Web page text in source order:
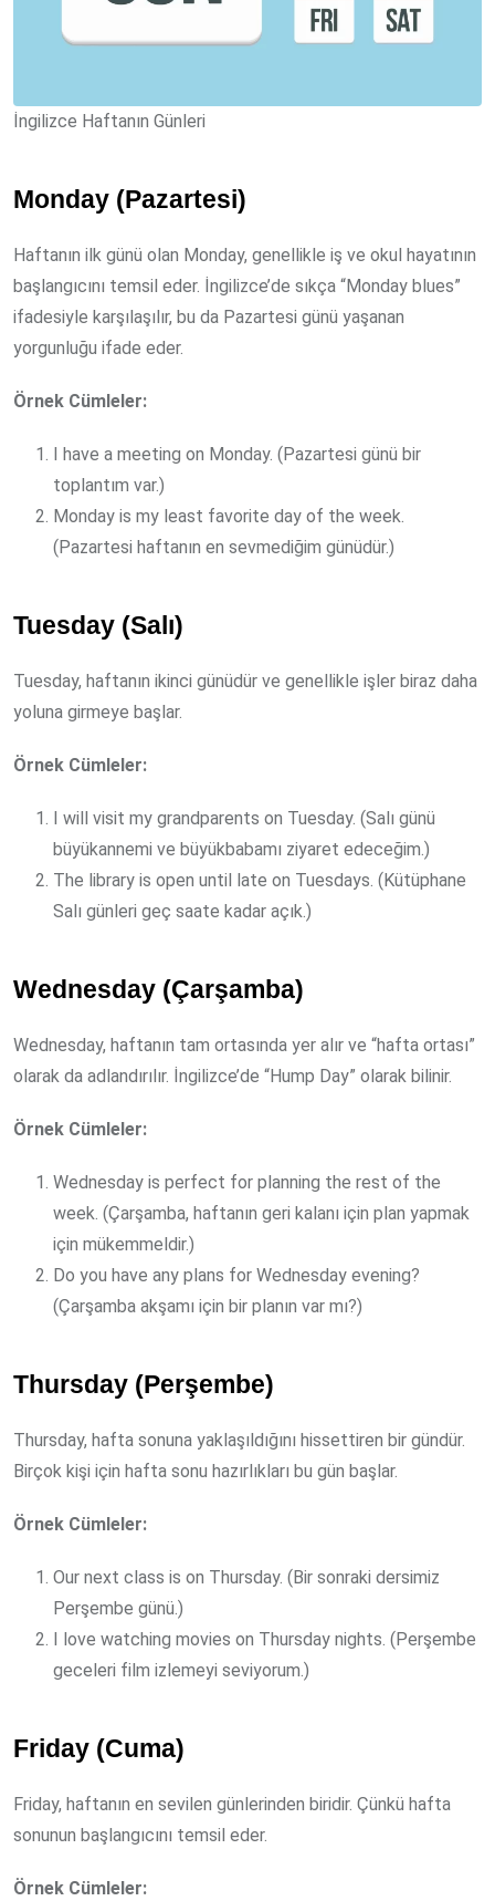
İngilizce Haftanın Günleri
Monday (Pazartesi)
Haftanın ilk günü olan Monday, genellikle iş ve okul hayatının
başlangıcını temsil eder. İngilizce’de sıkça “Monday blues”
ifadesiyle karşılaşılır, bu da Pazartesi günü yaşanan
yorgunluğu ifade eder.
Örnek Cümleler:
I have a meeting on Monday. (Pazartesi günü bir
toplantım var.)
Monday is my least favorite day of the week.
(Pazartesi haftanın en sevmediğim günüdür.)
Tuesday (Salı)
Tuesday, haftanın ikinci günüdür ve genellikle işler biraz daha
yoluna girmeye başlar.
Örnek Cümleler:
I will visit my grandparents on Tuesday. (Salı günü
büyükannemi ve büyükbabamı ziyaret edeceğim.)
The library is open until late on Tuesdays. (Kütüphane
Salı günleri geç saate kadar açık.)
Wednesday (Çarşamba)
Wednesday, haftanın tam ortasında yer alır ve “hafta ortası”
olarak da adlandırılır. İngilizce’de “Hump Day” olarak bilinir.
Örnek Cümleler:
Wednesday is perfect for planning the rest of the
week. (Çarşamba, haftanın geri kalanı için plan yapmak
için mükemmeldir.)
Do you have any plans for Wednesday evening?
(Çarşamba akşamı için bir planın var mı?)
Thursday (Perşembe)
Thursday, hafta sonuna yaklaşıldığını hissettiren bir gündür.
Birçok kişi için hafta sonu hazırlıkları bu gün başlar.
Örnek Cümleler:
Our next class is on Thursday. (Bir sonraki dersimiz
Perşembe günü.)
I love watching movies on Thursday nights. (Perşembe
geceleri film izlemeyi seviyorum.)
Friday (Cuma)
Friday, haftanın en sevilen günlerinden biridir. Çünkü hafta
sonunun başlangıcını temsil eder.
Örnek Cümleler: